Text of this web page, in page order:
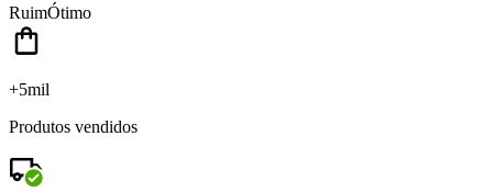
RuimÓtimo
+5mil
Produtos vendidos